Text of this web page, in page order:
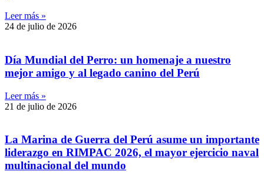
Leer más »
24 de julio de 2026
Día Mundial del Perro: un homenaje a nuestro
mejor amigo y al legado canino del Perú
Leer más »
21 de julio de 2026
La Marina de Guerra del Perú asume un importante
liderazgo en RIMPAC 2026, el mayor ejercicio naval
multinacional del mundo